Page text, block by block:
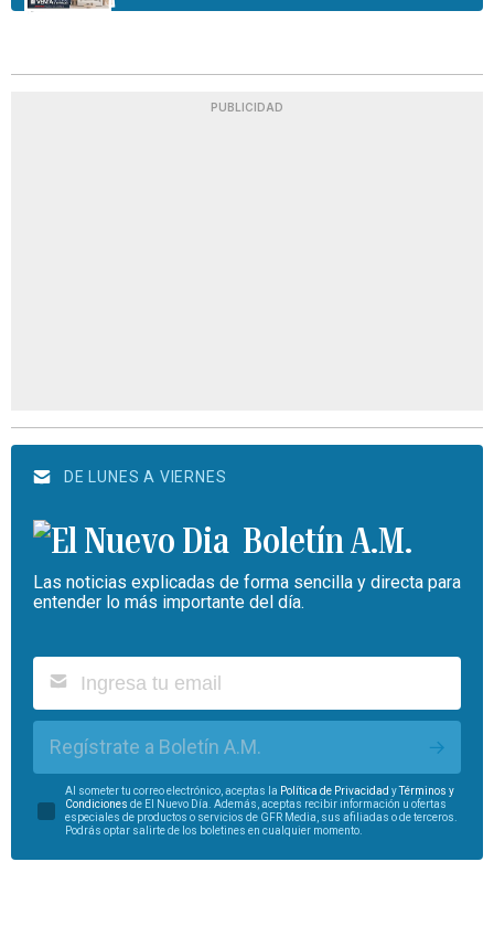
PUBLICIDAD
DE LUNES A VIERNES
Boletín A.M.
Las noticias explicadas de forma sencilla y directa para
entender lo más importante del día.
Regístrate a Boletín A.M.
Al someter tu correo electrónico, aceptas la Política de Privacidad yTérminos y
Condiciones de El Nuevo Día. Además, aceptas recibir información u ofertas
especiales de productos o servicios de GFR Media, sus afiliadas o de terceros.
Podrás optar salirte de los boletines en cualquier momento.